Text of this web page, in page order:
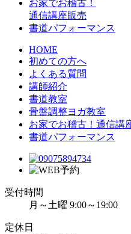
お家でお稽古！
通信講座販売
書道パフォーマンス
HOME
初めての方へ
よくある質問
講師紹介
書道教室
骨盤調整ヨガ教室
お家でお稽古！通信講
書道パフォーマンス
受付時間
月～土曜 9:00～19:00
定休日